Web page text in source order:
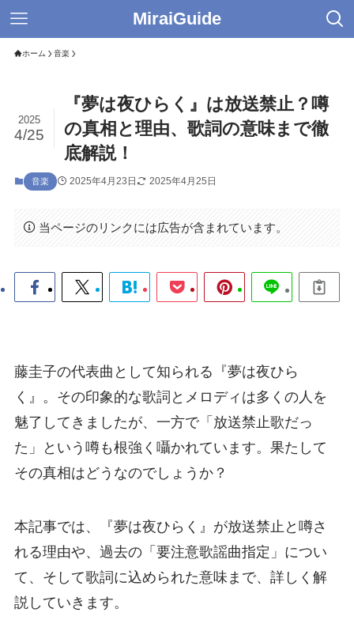
MiraiGuide
ホーム 音楽
『夢は夜ひらく』は放送禁止？噂
の真相と理由、歌詞の意味まで徹
底解説！
2025
4/25
音楽 2025年4月23日 2025年4月25日
当ページのリンクには広告が含まれています。
藤圭子の代表曲として知られる『夢は夜ひら
く』。その印象的な歌詞とメロディは多くの人を
魅了してきましたが、一方で「放送禁止歌だっ
た」という噂も根強く囁かれています。果たして
その真相はどうなのでしょうか？
本記事では、『夢は夜ひらく』が放送禁止と噂さ
れる理由や、過去の「要注意歌謡曲指定」につい
て、そして歌詞に込められた意味まで、詳しく解
説していきます。